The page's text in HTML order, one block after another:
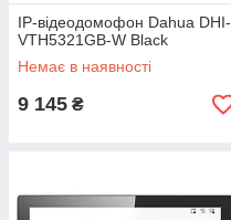
IP-відеодомофон Dahua DHI-
VTH5321GB-W Black
Немає в наявності
9 145 ₴